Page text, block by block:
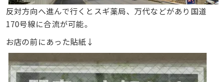
反対方向へ進んで行くとスギ薬局、万代などがあり国道
170号線に合流が可能。
お店の前にあった貼紙↓